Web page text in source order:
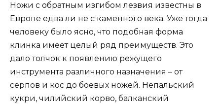
Ножи с обратным изгибом лезвия известны в
Европе едва ли не с каменного века. Уже тогда
человеку было ясно, что подобная форма
клинка имеет целый ряд преимуществ. Это
дало толчок к появлению режущего
инструмента различного назначения – от
серпов и кос до боевых ножей. Непальский
кукри, чилийский корво, балканский